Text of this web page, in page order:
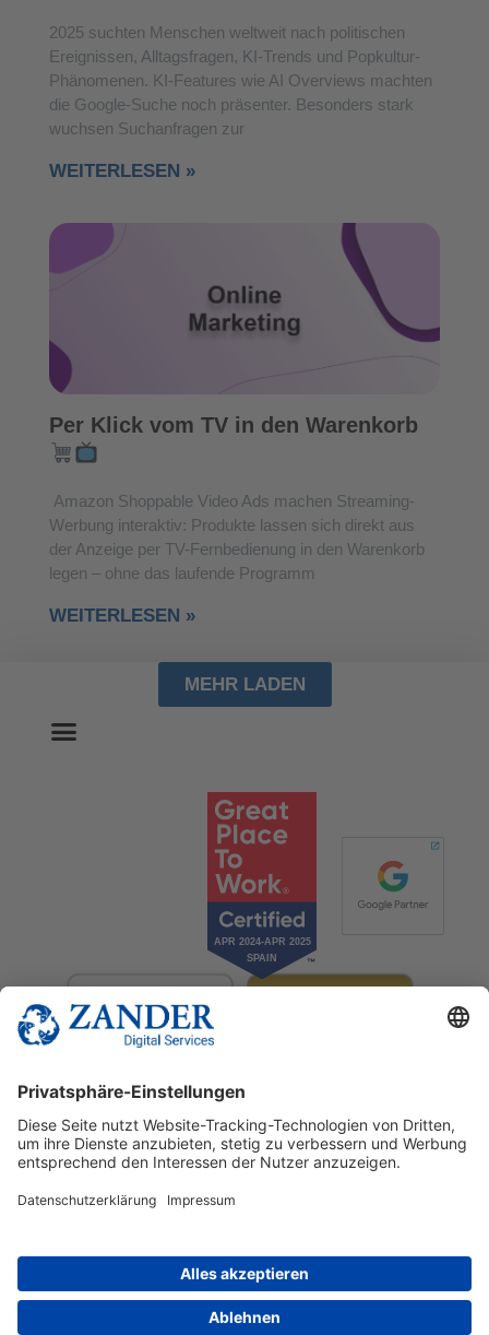
2025 suchten Menschen weltweit nach politischen
Ereignissen, Alltagsfragen, KI-Trends und Popkultur-
Phänomenen. KI-Features wie AI Overviews machten
die Google-Suche noch präsenter. Besonders stark
wuchsen Suchanfragen zur
WEITERLESEN »
Per Klick vom TV in den Warenkorb
Amazon Shoppable Video Ads machen Streaming-
Werbung interaktiv: Produkte lassen sich direkt aus
der Anzeige per TV-Fernbedienung in den Warenkorb
legen – ohne das laufende Programm
WEITERLESEN »
MEHR LADEN
© 2025 Zander Digital Services Deutschland GmbH